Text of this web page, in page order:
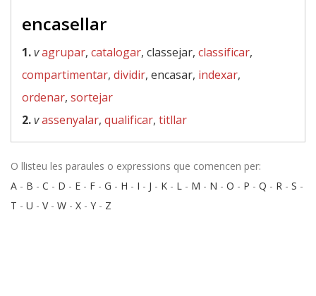
encasellar
1.vagrupar, catalogar, classejar, classificar,
compartimentar, dividir, encasar, indexar,
ordenar, sortejar
2.vassenyalar, qualificar, titllar
O llisteu les paraules o expressions que comencen per:
A - B - C - D - E - F - G - H - I - J - K - L - M - N - O - P - Q - R - S -
T - U - V- W - X - Y - Z